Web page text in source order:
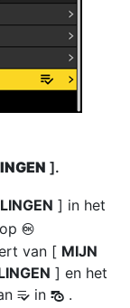
].
] in het
J
van [ MIJN
] en het
O in m .